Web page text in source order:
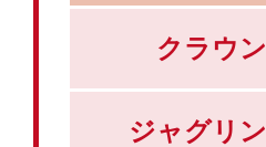
クラウン
ジャグリ